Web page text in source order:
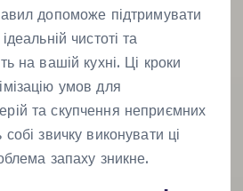
допоможе підтримувати
чистоті та
на вашій кухні. Ці кроки
умов для
та скупчення неприємних
звичку виконувати ці
запаху зникне.